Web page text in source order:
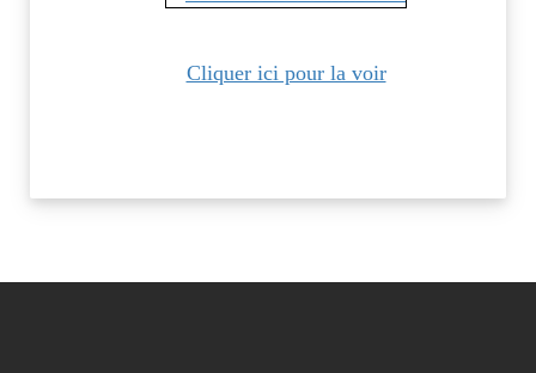
Cliquer ici pour la voir